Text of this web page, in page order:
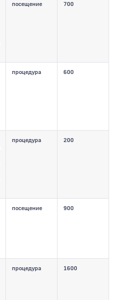
посещение 700
процедура 600
процедура 200
посещение 900
процедура 1600